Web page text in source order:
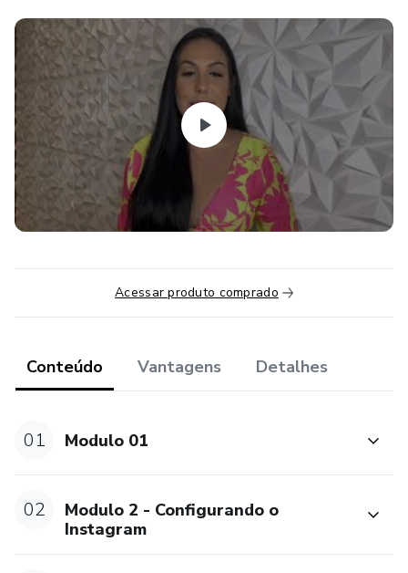
empreendedor, prestador de serviço, profissional liberal,
lojista e, claro, influenciadores digitais.
No Manual para bombar o seu Instagram eu vou te ensinar
a ter um perfil que vende, que atrai clientes e que cresce,
levando junto o nome da sua marca. Chega de reclamar que
o mês foi ruim, pra quem está na internet se vende TODO
DIA!
Acessar produto comprado
Conteúdo Vantagens Detalhes
01 Modulo 01
02
Modulo 2 - Configurando o
Instagram